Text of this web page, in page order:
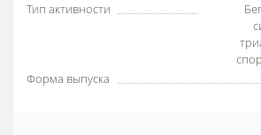
Тип активности
Форма выпуска